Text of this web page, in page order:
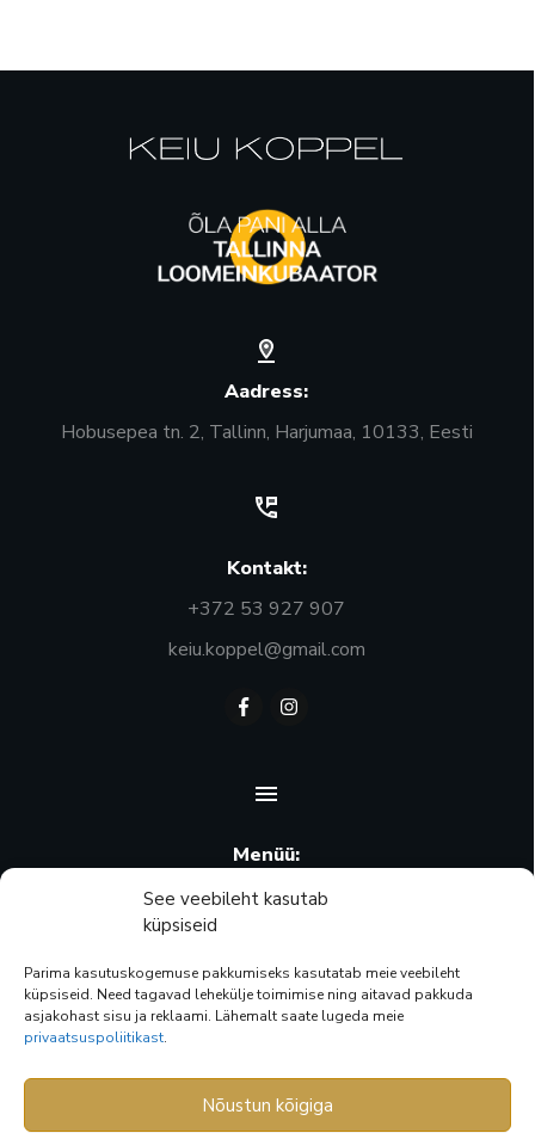
See veebileht kasutab
küpsiseid
Parima kasutuskogemuse pakkumiseks kasutatab meie veebileht
küpsiseid. Need tagavad lehekülje toimimise ning aitavad pakkuda
asjakohast sisu ja reklaami. Lähemalt saate lugeda meie
privaatsuspoliitikast.
Nõustun kõigiga
Aadress:
Hobusepea tn. 2, Tallinn, Harjumaa, 10133, Eesti
Kontakt:
+372 53 927 907
keiu.koppel@gmail.com
Menüü:
Ostukorv
Minu konto
Pood
Privaatsuspoliitika